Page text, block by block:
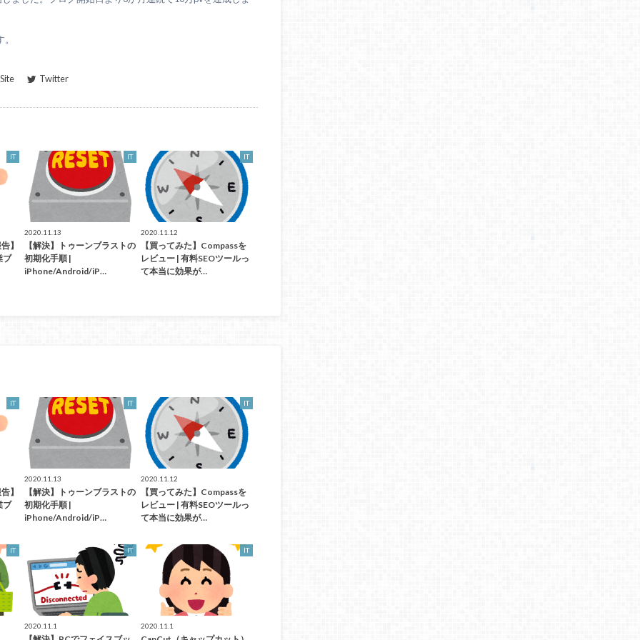
Twitter
IT
】
ブ
IT
2020.11.13
【解決】トゥーンブラストの
初期化手順 |
iPhone/Android/iP…
IT
2020.11.12
【買ってみた】Compassを
レビュー | 有料SEOツールっ
て本当に効果が…
IT
】
ブ
IT
2020.11.13
【解決】トゥーンブラストの
初期化手順 |
iPhone/Android/iP…
IT
2020.11.12
【買ってみた】Compassを
レビュー | 有料SEOツールっ
て本当に効果が…
IT IT
2020.11.1
IT
2020.11.1